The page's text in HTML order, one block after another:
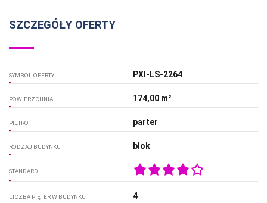
SZCZEGÓŁY OFERTY
SYMBOL OFERTY PXI-LS-2264
POWIERZCHNIA 174,00 m²
PIĘTRO parter
RODZAJ BUDYNKU blok
STANDARD
LICZBA PIĘTER W BUDYNKU 4